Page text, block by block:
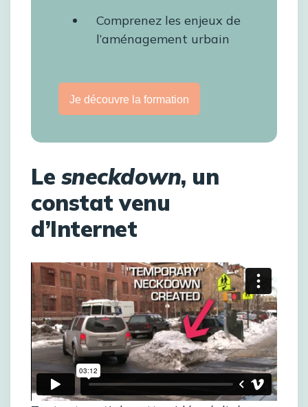
Comprenez les enjeux de
l’aménagement urbain
Je découvre la formation
Le sneckdown, un
constat venu
d’Internet